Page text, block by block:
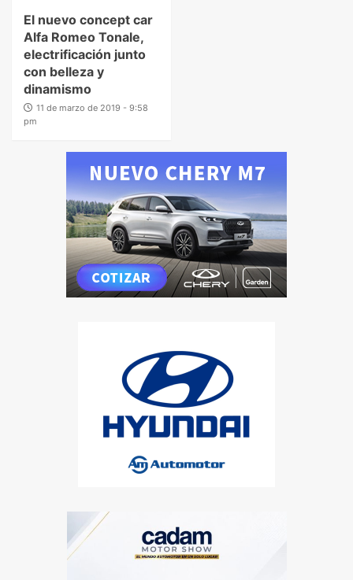
El nuevo concept car
Alfa Romeo Tonale,
electrificación junto
con belleza y
dinamismo
11 de marzo de 2019 - 9:58
pm